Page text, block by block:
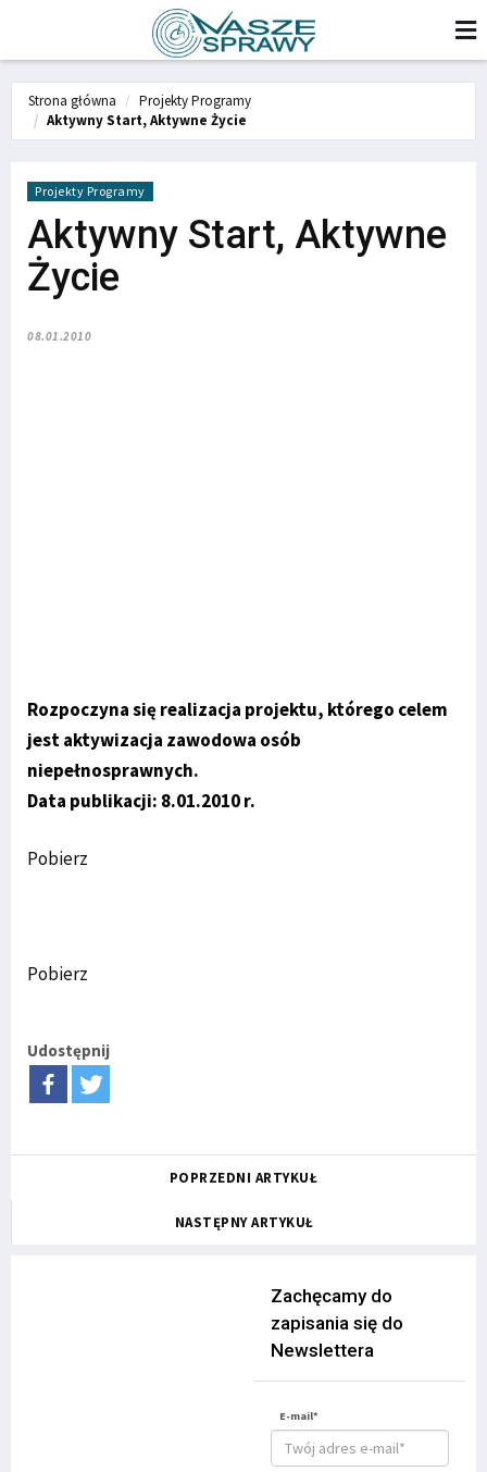
Strona główna
Projekty Programy
Aktywny Start, Aktywne Życie
Projekty Programy
Aktywny Start, Aktywne
Życie
08.01.2010
Rozpoczyna się realizacja projektu, którego celem
jest aktywizacja zawodowa osób
niepełnosprawnych.
Data publikacji: 8.01.2010 r.
Pobierz
Pobierz
Udostępnij
POPRZEDNI ARTYKUŁ
NASTĘPNY ARTYKUŁ
Zachęcamy do
zapisania się do
Newslettera
E-mail*